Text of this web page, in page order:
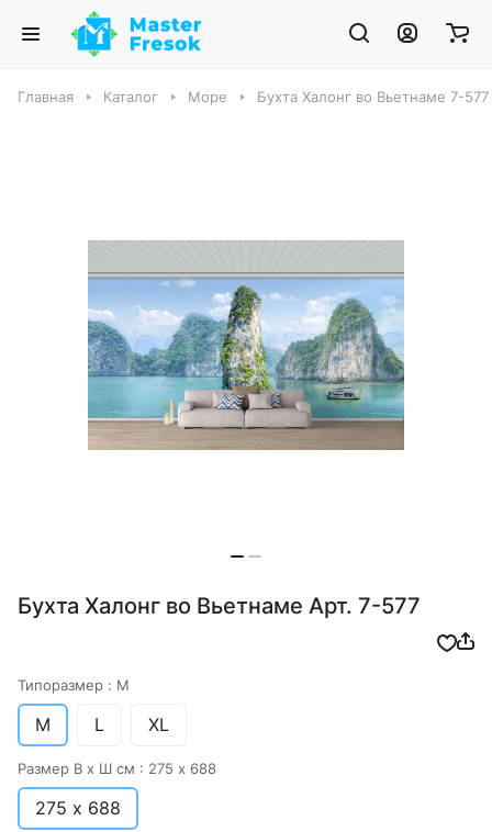
Главная Каталог Море Бухта Халонг во Вьетнаме 7-577
Бухта Халонг во Вьетнаме Арт. 7-577
Типоразмер : M
M L XL
Размер В х Ш см : 275 х 688
275 х 688